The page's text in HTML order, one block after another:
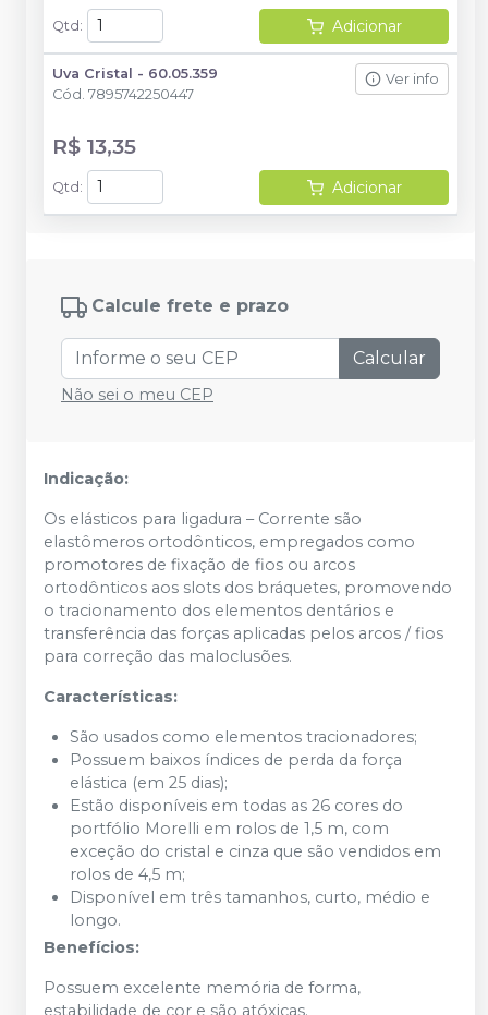
Qtd : Adicionar
Uva Cristal - 60.05.359
Cód. 7895742250447
Ver info
R$ 13,35
Qtd : Adicionar
Calcule frete e prazo
Calcular
Não sei o meu CEP
Indicação:
Os elásticos para ligadura – Corrente são
elastômeros ortodônticos, empregados como
promotores de fixação de fios ou arcos
ortodônticos aos slots dos bráquetes, promovendo
o tracionamento dos elementos dentários e
transferência das forças aplicadas pelos arcos / fios
para correção das maloclusões.
Características:
São usados como elementos tracionadores;
Possuem baixos índices de perda da força
elástica (em 25 dias);
Estão disponíveis em todas as 26 cores do
portfólio Morelli em rolos de 1,5 m, com
exceção do cristal e cinza que são vendidos em
rolos de 4,5 m;
Disponível em três tamanhos, curto, médio e
longo.
Benefícios:
Possuem excelente memória de forma,
estabilidade de cor e são atóxicas.